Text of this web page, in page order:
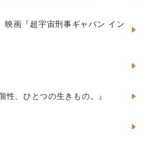
映画『超宇宙刑事ギャバン イン
性、ひとつの生きもの。』